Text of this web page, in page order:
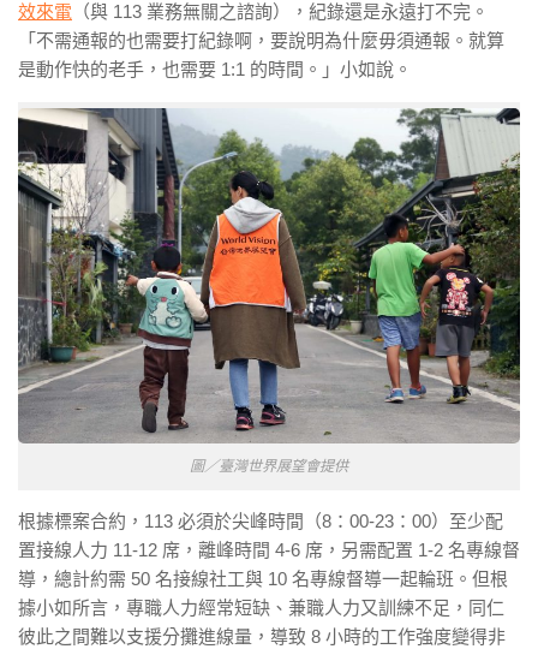
效來電 （與 113 業務無關之諮詢），紀錄還是永遠打不完。
「不需通報的也需要打紀錄啊，要說明為什麼毋須通報。就算
是動作快的老手，也需要 1:1 的時間。」小如說。
圖／臺灣世界展望會提供
根據標案合約，113 必須於尖峰時間（8：00-23：00）至少配
置接線人力 11-12 席，離峰時間 4-6 席，另需配置 1-2 名專線督
導，總計約需 50 名接線社工與 10 名專線督導一起輪班。但根
據小如所言，專職人力經常短缺、兼職人力又訓練不足，同仁
彼此之間難以支援分攤進線量，導致 8 小時的工作強度變得非